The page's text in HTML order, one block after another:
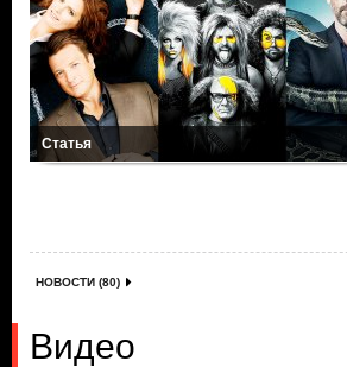
Статья
НОВОСТИ (80)
Видео